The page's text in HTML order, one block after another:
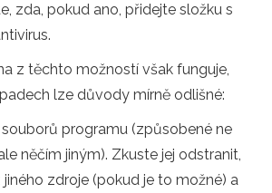
zda, pokud ano, přidejte složku s
z těchto možností však funguje,
lze důvody mírně odlišné:
programu (způsobené ne
něčím jiným). Zkuste jej odstranit,
zdroje (pokud je to možné) a